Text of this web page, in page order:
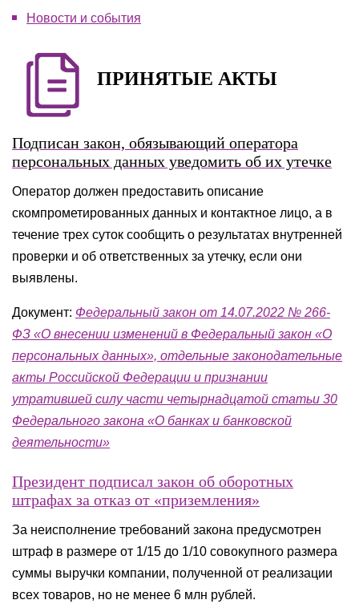
Новости и события
ПРИНЯТЫЕ АКТЫ
Подписан закон, обязывающий оператора
персональных данных уведомить об их утечке
Оператор должен предоставить описание
скомпрометированных данных и контактное лицо, а в
течение трех суток сообщить о результатах внутренней
проверки и об ответственных за утечку, если они
выявлены.
Документ: Федеральный закон от 14.07.2022 № 266-
ФЗ «О внесении изменений в Федеральный закон «О
персональных данных», отдельные законодательные
акты Российской Федерации и признании
утратившей силу части четырнадцатой статьи 30
Федерального закона «О банках и банковской
деятельности»
Президент подписал закон об оборотных
штрафах за отказ от «приземления»
За неисполнение требований закона предусмотрен
штраф в размере от 1/15 до 1/10 совокупного размера
суммы выручки компании, полученной от реализации
всех товаров, но не менее 6 млн рублей.